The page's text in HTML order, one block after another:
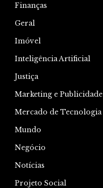
Finanças
Geral
Imóvel
Inteligência Artificial
Justiça
Marketing e Publicidade
Mercado de Tecnologia
Mundo
Negócio
Notícias
Projeto Social